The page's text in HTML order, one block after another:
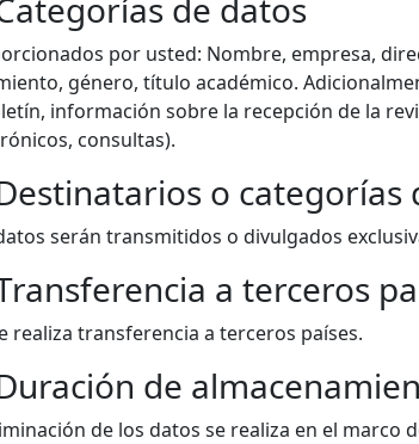
de datos
por usted: Nombre, empresa,
género, título académico.
información sobre la recepción de la
consultas).
o categorías
serán transmitidos o divulgados
a terceros
realiza transferencia a terceros países.
de
de los datos se realiza en el